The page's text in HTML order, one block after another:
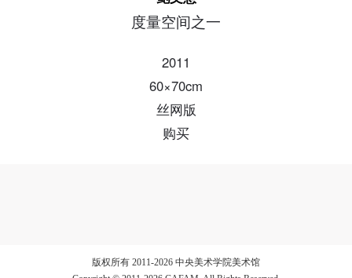
度量空间之一
2011
60×70cm
丝网版
购买
版权所有 2011-2026 中央美术学院美术馆
登录
可使用雅昌艺术网会员账户登录